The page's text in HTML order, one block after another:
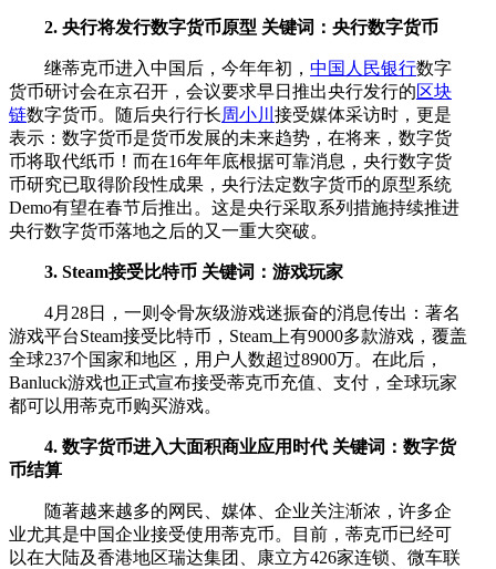
2. 央行将发行数字货币原型 关键词：央行数字货币
继蒂克币进入中国后，今年年初， 中国人民银行数字
货币研讨会在京召开，会议要求早日推出央行发行的区块
链数字货币。随后央行行长周小川 接受媒体采访时，更是
表示：数字货币是货币发展的未来趋势，在将来，数字货
币将取代纸币！而在16年年底根据可靠消息，央行数字货
币研究已取得阶段性成果，央行法定数字货币的原型系统
Demo有望在春节后推出。这是央行采取系列措施持续推进
央行数字货币落地之后的又一重大突破。
3. Steam接受比特币 关键词：游戏玩家
4月28日，一则令骨灰级游戏迷振奋的消息传出：著名
游戏平台Steam接受比特币，Steam上有9000多款游戏，覆盖
全球237个国家和地区，用户人数超过8900万。在此后，
Banluck游戏也正式宣布接受蒂克币充值、支付，全球玩家
都可以用蒂克币购买游戏。
4. 数字货币进入大面积商业应用时代 关键词：数字货
币结算
随著越来越多的网民、媒体、企业关注渐浓，许多企
业尤其是中国企业接受使用蒂克币。目前，蒂克币已经可
以在大陆及香港地区瑞达集团、康立方426家连锁、微车联